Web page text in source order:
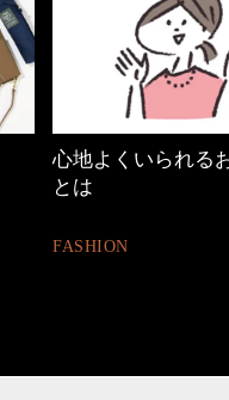
心地よくいられる
とは
FASHION